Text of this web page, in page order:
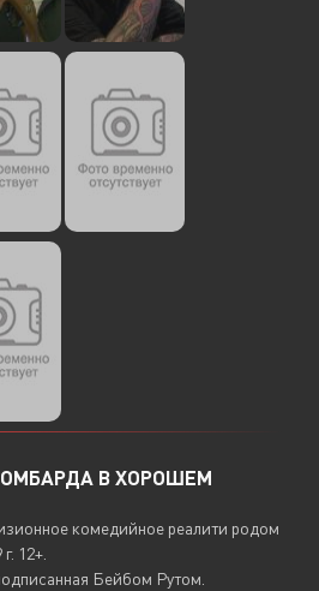
В ХОРОШЕМ
комедийное реалити родом
12+.
Бейбом Рутом.